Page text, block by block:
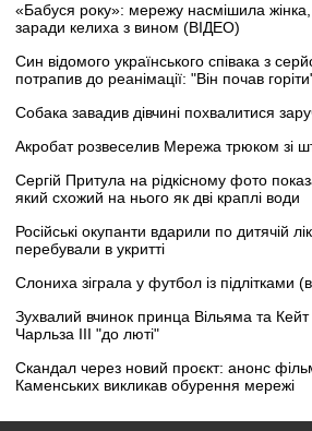
«Бабуся року»: мережу насмішила
заради келиха з вином (ВІДЕО)
Син відомого українського співака з
потрапив до реанімації: "Він почав
Собака завадив дівчині похвалитися
Акробат розвеселив Мережа трюком зі
Сергій Притула на рідкісному фото
який схожий на нього як дві краплі води
Російські окупанти вдарили по дитячій
перебували в укритті
Слониха зіграла у футбол із підлітками
Зухвалий вчинок принца Вільяма та Кейт
Чарльза III "до люті"
Скандал через новий проєкт: анонс
Каменських викликав обурення мережі